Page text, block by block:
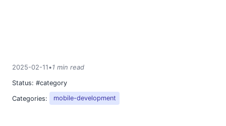
2025-02-11•1 min read
Status: #category
Categories:
mobile-development